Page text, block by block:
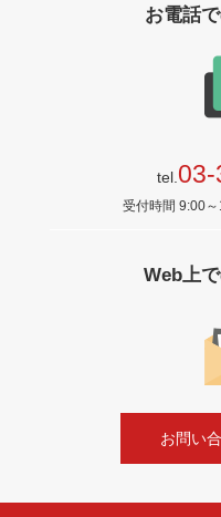
お電話
tel.
受付時間 9:00～
Web上
お問い